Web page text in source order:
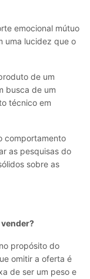
emocional mútuo
uma lucidez que o
de um
busca de um
técnico em
comportamento
as pesquisas do
sobre as
vender?
propósito do
omitir a oferta é
de ser um peso e